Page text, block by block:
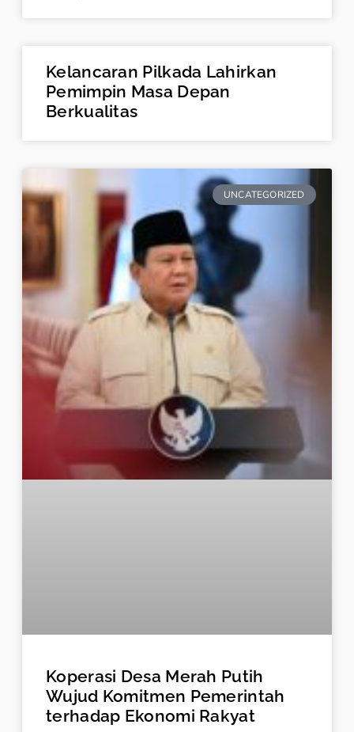
Kelancaran Pilkada Lahirkan
Pemimpin Masa Depan
Berkualitas
UNCATEGORIZED
Koperasi Desa Merah Putih
Wujud Komitmen Pemerintah
terhadap Ekonomi Rakyat